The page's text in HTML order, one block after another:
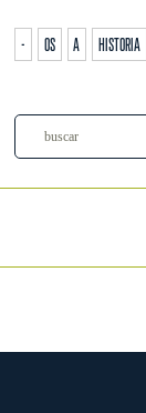
- os a historia